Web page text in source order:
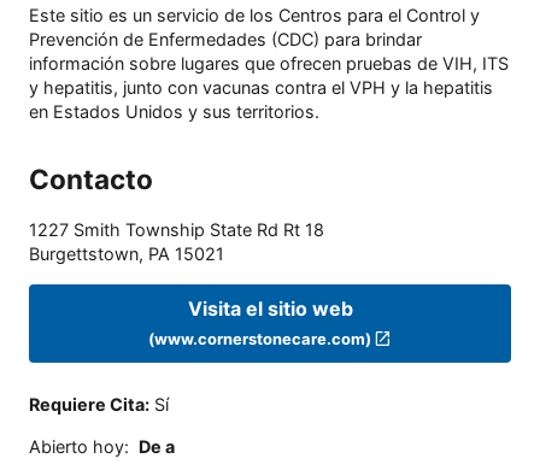
Este sitio es un servicio de los Centros para el Control y
Prevención de Enfermedades (CDC) para brindar
información sobre lugares que ofrecen pruebas de VIH, ITS
y hepatitis, junto con vacunas contra el VPH y la hepatitis
en Estados Unidos y sus territorios.
Contacto
1227 Smith Township State Rd Rt 18
Burgettstown, PA 15021
Visita el sitio web
(www.cornerstonecare.com)
Requiere Cita: Sí
Abierto hoy: De a